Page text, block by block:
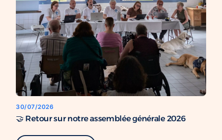
30/07/2026
🤝 Retour sur notre assemblée générale 2026